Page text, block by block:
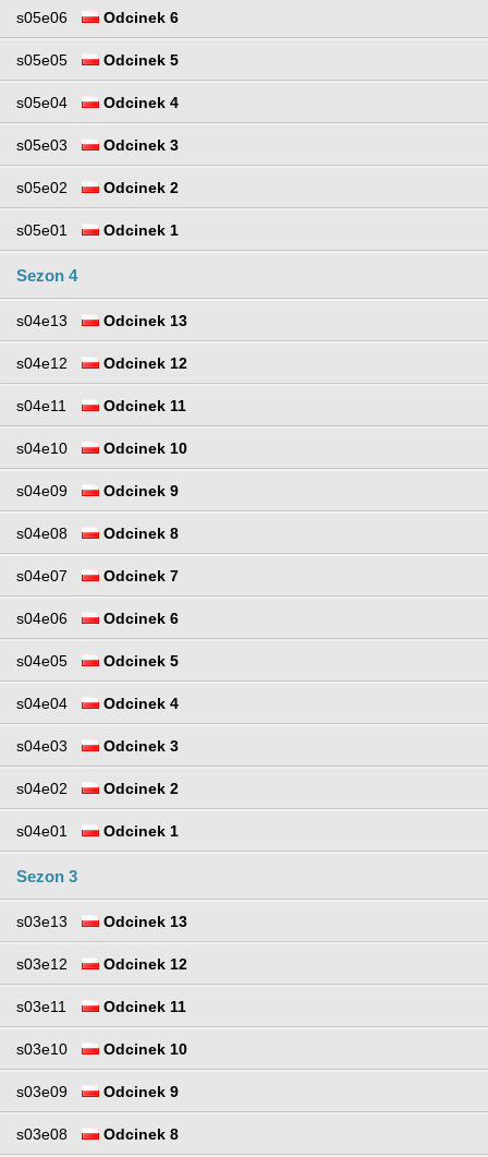
s05e06 Odcinek 6
s05e05 Odcinek 5
s05e04 Odcinek 4
s05e03 Odcinek 3
s05e02 Odcinek 2
s05e01 Odcinek 1
Sezon 4
s04e13 Odcinek 13
s04e12 Odcinek 12
s04e11 Odcinek 11
s04e10 Odcinek 10
s04e09 Odcinek 9
s04e08 Odcinek 8
s04e07 Odcinek 7
s04e06 Odcinek 6
s04e05 Odcinek 5
s04e04 Odcinek 4
s04e03 Odcinek 3
s04e02 Odcinek 2
s04e01 Odcinek 1
Sezon 3
s03e13 Odcinek 13
s03e12 Odcinek 12
s03e11 Odcinek 11
s03e10 Odcinek 10
s03e09 Odcinek 9
s03e08 Odcinek 8